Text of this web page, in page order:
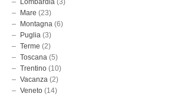
Lombardia (3)
Mare (23)
Montagna (6)
Puglia (3)
Terme (2)
Toscana (5)
Trentino (10)
Vacanza (2)
Veneto (14)